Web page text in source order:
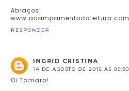
Abraços!
www.acampamentodaleitura.com
RESPONDER
INGRID CRISTINA
14 DE AGOSTO DE 2016 ÀS 09:50
Oi Tamara!